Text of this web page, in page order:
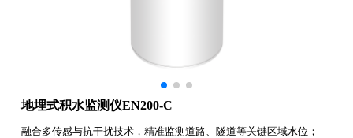
地埋式积水监测仪EN200-C
融合多传感与抗干扰技术，精准监测道路、隧道等关键区域水位；